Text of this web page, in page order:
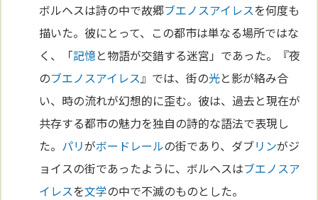
ボルヘスは詩の中で故郷ブエノスアイレスを何度も
描いた。彼にとって、この都市は単なる場所ではな
く、「記憶と物語が交錯する迷宮」であった。『夜
のブエノスアイレス 』では、街の光と影が絡み合
い、時の流れが幻想的に歪む。彼は、過去と現在が
共存する都市の魅力を独自の詩的な語法で表現し
た。 パリがボードレールの街であり、ダブリンがジ
ョイスの街であったように、ボルヘスはブエノスア
イレスを文学の中で不滅のものとした。